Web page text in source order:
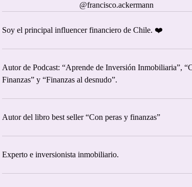
@francisco.ackermann
Soy el principal influencer financiero de Chile. ❤️
Autor de Podcast: “Aprende de Inversión Inmobiliaria”,
Finanzas” y “Finanzas al desnudo”.
Autor del libro best seller “Con peras y finanzas”
Experto e inversionista inmobiliario.